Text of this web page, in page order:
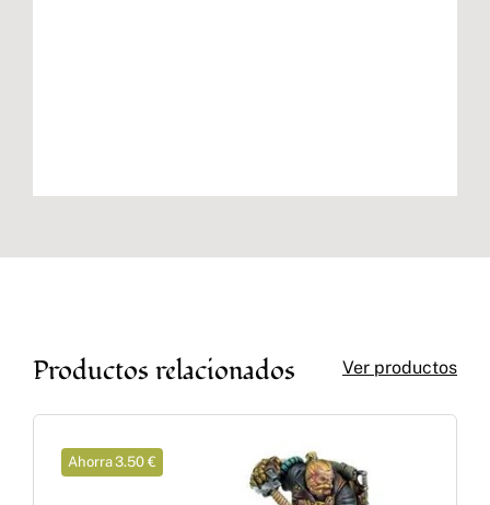
Productos relacionados Ver productos
Ahorra 3.50 €